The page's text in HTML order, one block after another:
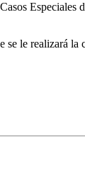
le realizará la